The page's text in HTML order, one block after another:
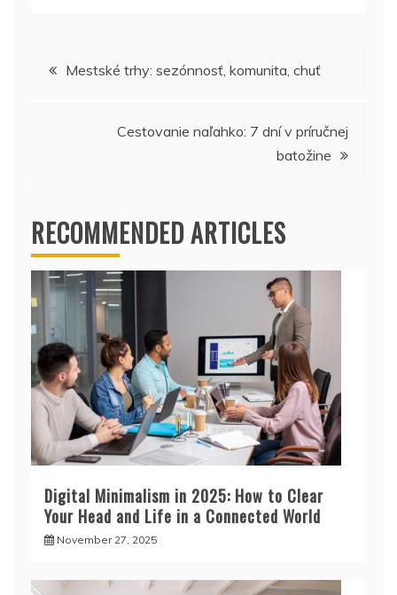
PostMestské trhy: sezónnosť, komunita, chuť
Cestovanie naľahko: 7 dní v príručnej
batožine
RECOMMENDED ARTICLES
Digital Minimalism in 2025: How to Clear
Your Head and Life in a Connected World
November 27, 2025